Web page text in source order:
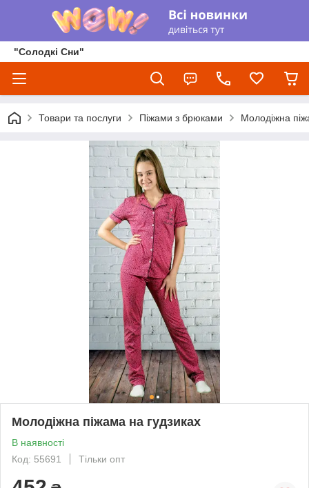
"Солодкі Сни"
Товари та послуги Піжами з брюками Молодіжна
Молодіжна піжама на гудзиках
В наявності
Код: 55691
Тільки опт